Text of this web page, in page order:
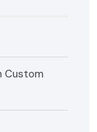
Custom